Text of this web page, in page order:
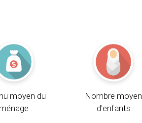
moyen du
ménage
Nombre moyen
d'enfants